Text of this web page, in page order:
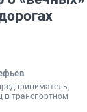
в транспортном